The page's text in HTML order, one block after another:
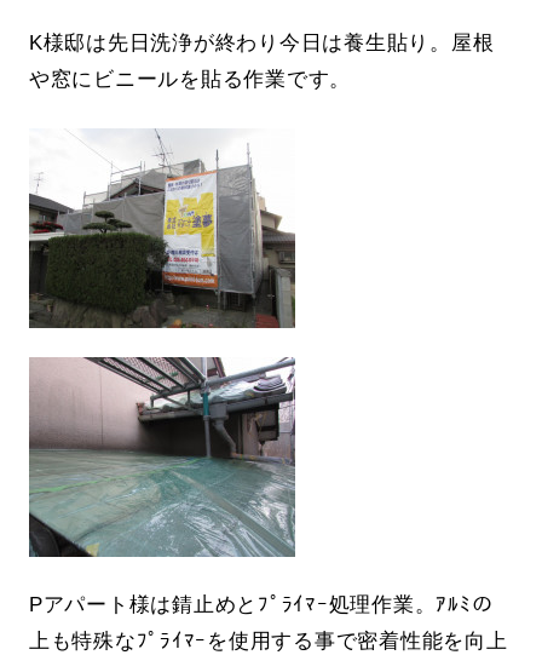
K様邸は先日洗浄が終わり今日は養生貼り。屋根
や窓にビニールを貼る作業です。
Pアパート様は錆止めとﾌﾟﾗｲﾏｰ処理作業。ｱﾙﾐの
上も特殊なﾌﾟﾗｲﾏｰを使用する事で密着性能を向上